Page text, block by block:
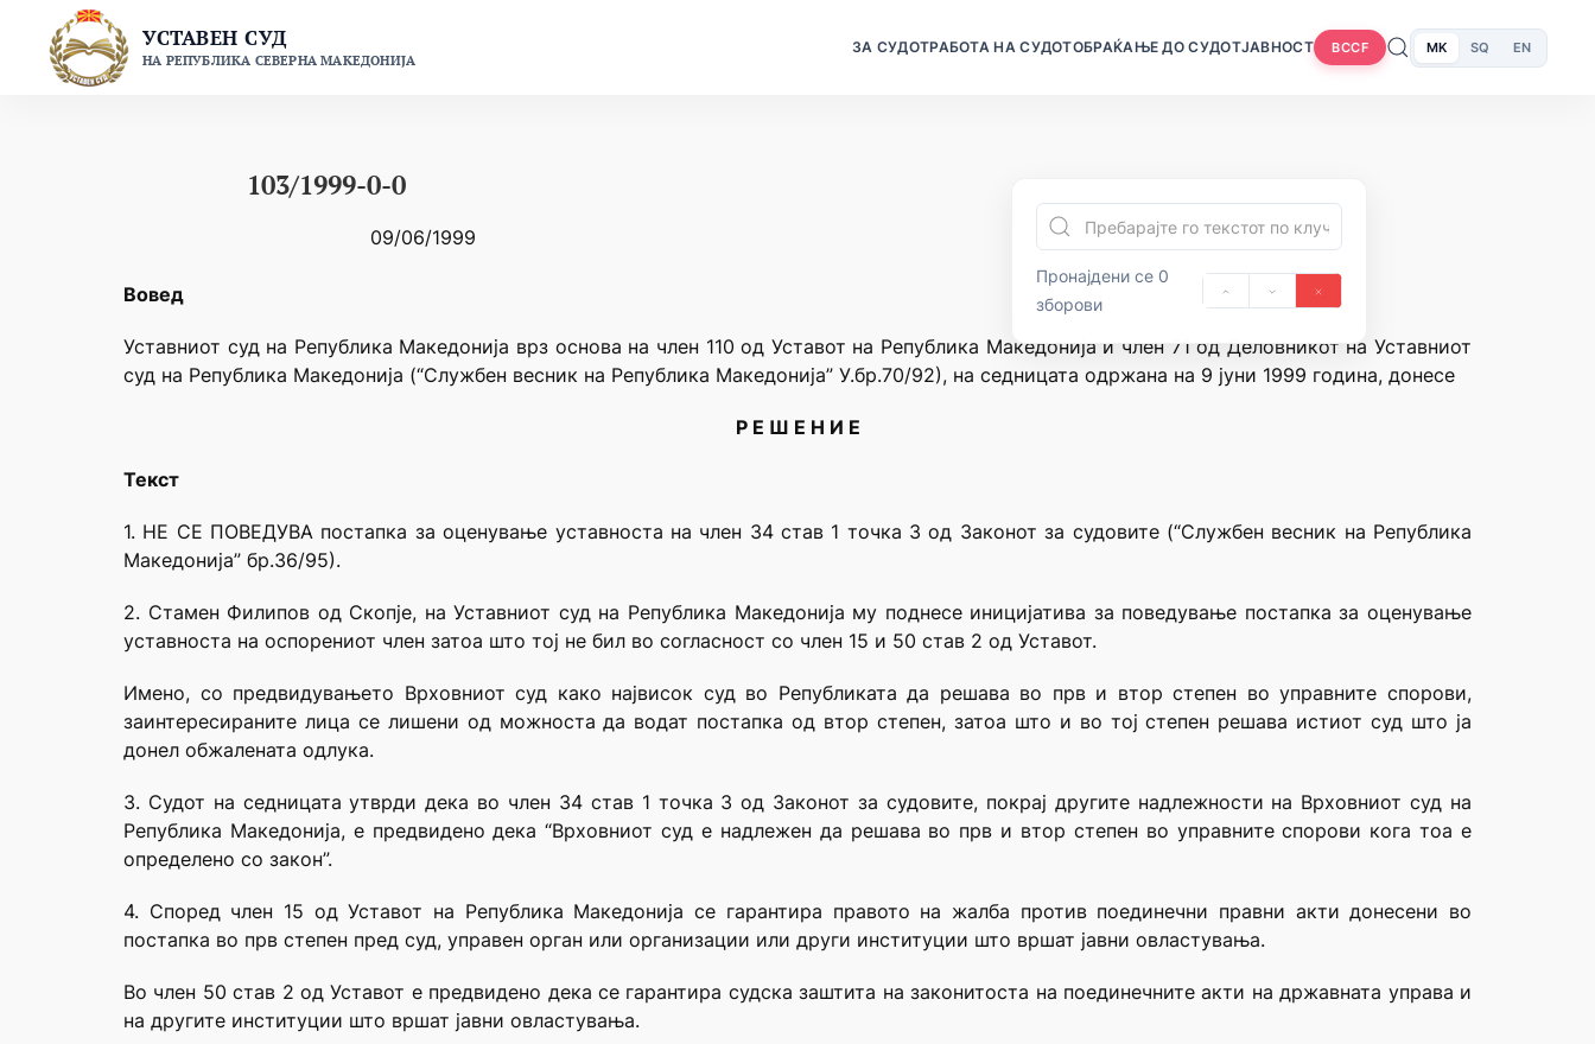
content
УСТАВЕН СУД
НА РЕПУБЛИКА СЕВЕРНА МАКЕДОНИЈА
ЗА СУДОТРАБОТА НА СУДОТОБРАЌАЊЕ ДО СУДОТЈАВНОСТ BCCF MK SQ EN
103/1999-0-0
09/06/1999
Пронајдени се 0
зборови
Вовед
Уставниот суд на Република Македонија врз основа на член 110 од Уставот на Република Македонија и член 71 од Деловникот на Уставниот
суд на Република Македонија (“Службен весник на Република Македонија” У.бр.70/92), на седницата одржана на 9 јуни 1999 година, донесе
Р Е Ш Е Н И Е
Текст
1. НЕ СЕ ПОВЕДУВА постапка за оценување уставноста на член 34 став 1 точка 3 од Законот за судовите (“Службен весник на Република
Македонија” бр.36/95).
2. Стамен Филипов од Скопје, на Уставниот суд на Република Македонија му поднесе иницијатива за поведување постапка за оценување
уставноста на оспорениот член затоа што тој не бил во согласност со член 15 и 50 став 2 од Уставот.
Имено, со предвидувањето Врховниот суд како највисок суд во Републиката да решава во прв и втор степен во управните спорови,
заинтересираните лица се лишени од можноста да водат постапка од втор степен, затоа што и во тој степен решава истиот суд што ја
донел обжалената одлука.
3. Судот на седницата утврди дека во член 34 став 1 точка 3 од Законот за судовите, покрај другите надлежности на Врховниот суд на
Република Македонија, е предвидено дека “Врховниот суд е надлежен да решава во прв и втор степен во управните спорови кога тоа е
определено со закон”.
4. Според член 15 од Уставот на Република Македонија се гарантира правото на жалба против поединечни правни акти донесени во
постапка во прв степен пред суд, управен орган или организации или други институции што вршат јавни овластувања.
Во член 50 став 2 од Уставот е предвидено дека се гарантира судска заштита на законитоста на поединечните акти на државната управа и
на другите институции што вршат јавни овластувања.